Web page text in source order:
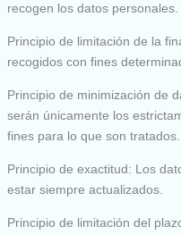
recogen los datos personales.
Principio de limitación de la
recogidos con fines
Principio de minimización de
serán únicamente los
fines para lo que son tratados.
Principio de exactitud: Los
estar siempre actualizados.
Principio de limitación del